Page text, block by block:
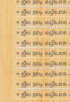
ஜீவ நாடி
ஜீவ நாடி
ஜீவ நாடி
ஜீவ நாடி
ஜீவ நாடி
ஜீவ நாடி
ஜீவ நாடி
ஜீவ நாடி
ஜீவ நாடி